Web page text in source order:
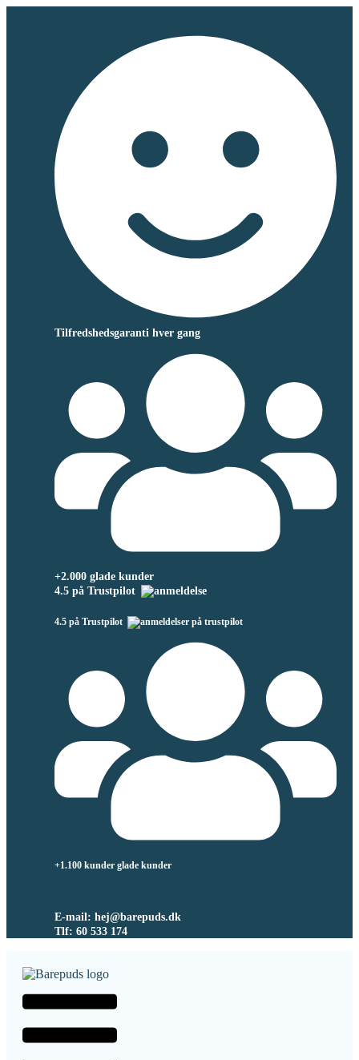
Tilfredshedsgaranti hver gang
+2.000 glade kunder
4.5 på Trustpilot
4.5 på Trustpilot
+1.100 kunder glade kunder
E-mail: hej@barepuds.dk
Tlf: 60 533 174